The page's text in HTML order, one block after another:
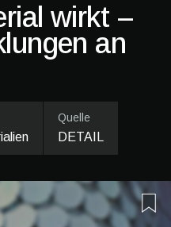
wirkt –
an
Quelle
DETAIL